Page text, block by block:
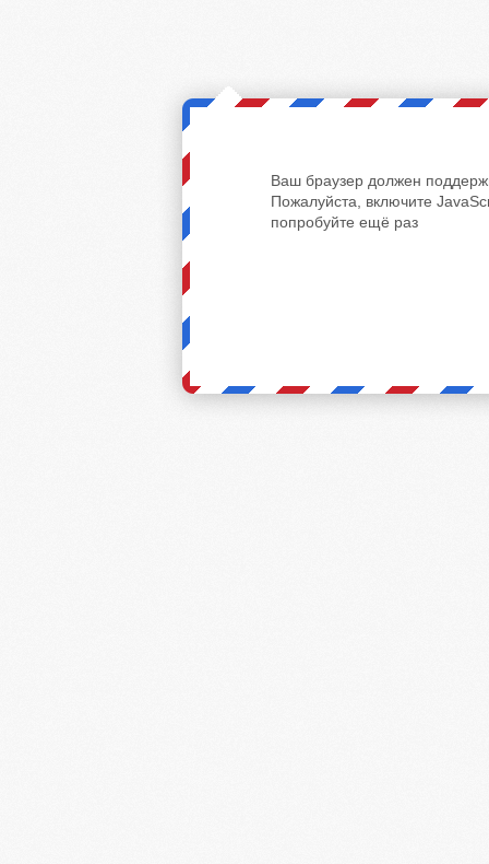
Ваш браузер должен
Пожалуйста, включите
попробуйте ещё раз